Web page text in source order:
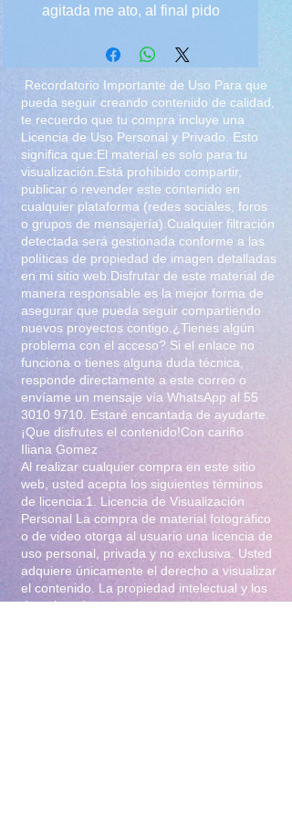
agitada me ato, al final pido
brazos y disfrutar el forcejeo con
sexy, que mas se puede pedir
para olvidarse del estres? video
de 12 minutos mas fotografias
Recordatorio Importante de Uso Para que
pueda seguir creando contenido de calidad,
te recuerdo que tu compra incluye una
Licencia de Uso Personal y Privado. Esto
significa que:El material es solo para tu
visualización.Está prohibido compartir,
publicar o revender este contenido en
cualquier plataforma (redes sociales, foros
o grupos de mensajería).Cualquier filtración
detectada será gestionada conforme a las
políticas de propiedad de imagen detalladas
en mi sitio web.Disfrutar de este material de
manera responsable es la mejor forma de
asegurar que pueda seguir compartiendo
nuevos proyectos contigo.¿Tienes algún
problema con el acceso? Si el enlace no
funciona o tienes alguna duda técnica,
responde directamente a este correo o
envíame un mensaje vía WhatsApp al 55
3010 9710 . Estaré encantada de ayudarte.
¡Que disfrutes el contenido!Con cariño
Iliana Gomez
Al realizar cualquier compra en este sitio
web, usted acepta los siguientes términos
de licencia:1. Licencia de Visualización
Personal La compra de material fotográfico
o de video otorga al usuario una licencia de
uso personal, privada y no exclusiva. Usted
adquiere únicamente el derecho a visualizar
el contenido. La propiedad intelectual y los
derechos de autor permanecen en su